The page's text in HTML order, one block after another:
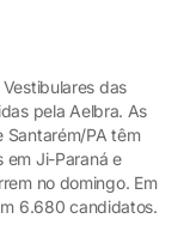
das
pela Aelbra. As
Santarém/PA têm
em Ji-Paraná e
no domingo. Em
6.680 candidatos.